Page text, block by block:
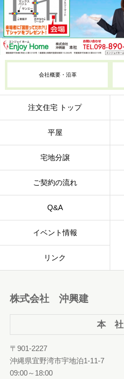
会社概要・沿革
注文住宅 トップ
平屋
宅地分譲
ご契約の流れ
Q&A
イベント情報
リンク
株式会社 沖興建
本 社
〒901-2227
沖縄県宜野湾市宇地泊1-11-7
09:00～18:00